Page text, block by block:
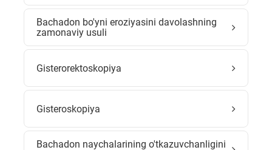
Bachadon bo'yni eroziyasini davolashning
zamonaviy usuli
Gisterorektoskopiya
Gisteroskopiya
Bachadon naychalarining o'tkazuvchanligini